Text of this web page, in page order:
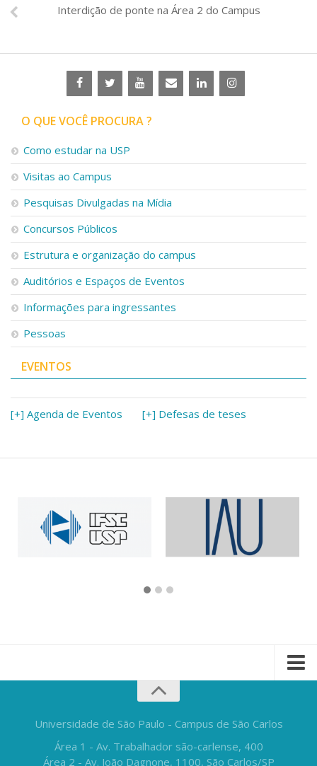
Interdição de ponte na Área 2 do Campus
O QUE VOCÊ PROCURA ?
Como estudar na USP
Visitas ao Campus
Pesquisas Divulgadas na Mídia
Concursos Públicos
Estrutura e organização do campus
Auditórios e Espaços de Eventos
Informações para ingressantes
Pessoas
EVENTOS
[+] Agenda de Eventos [+] Defesas de teses
Universidade de São Paulo - Campus de São Carlos
Área 1 - Av. Trabalhador são-carlense, 400
Área 2 - Av. João Dagnone, 1100, São Carlos/SP